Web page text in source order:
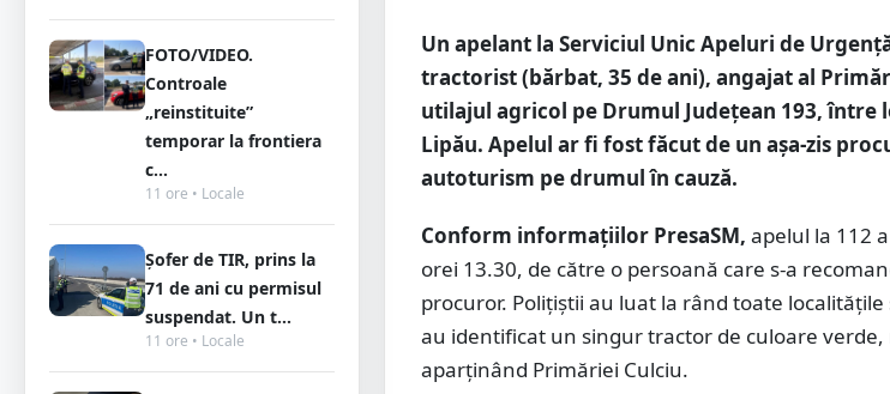
FOTO/VIDEO.
Controale
„reinstituite”
temporar la frontiera
c...
11 ore • Locale
Șofer de TIR, prins la
71 de ani cu permisul
suspendat. Un t...
11 ore • Locale
Un apelant la Serviciul Unic Apeluri de
tractorist (bărbat, 35 de ani), angajat al
utilajul agricol pe Drumul Județean 193, între
Lipău. Apelul ar fi fost făcut de un așa-zis
autoturism pe drumul în cauză.
Conform informațiilor PresaSM, apelul la 112
orei 13.30, de către o persoană care s-a
procuror. Polițiștii au luat la rând toate localitățile
au identificat un singur tractor de culoare verde,
aparținând Primăriei Culciu.